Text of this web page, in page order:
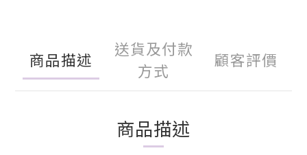
商品描述
送貨及付款
方式
顧客評價
商品描述